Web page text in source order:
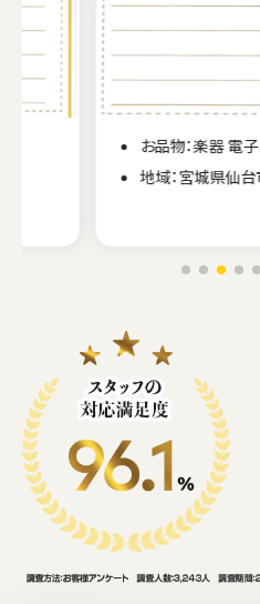
お品物：楽器 電子
地域：宮城県仙台市